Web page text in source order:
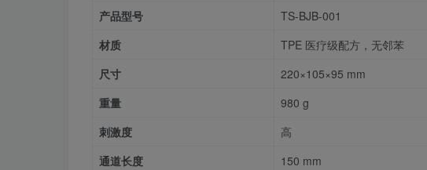
产品型号
TS-BJB-001
材质
TPE 医疗级配方，无邻苯
尺寸
220×105×95 mm
重量
980 g
刺激度
高
通道长度
150 mm